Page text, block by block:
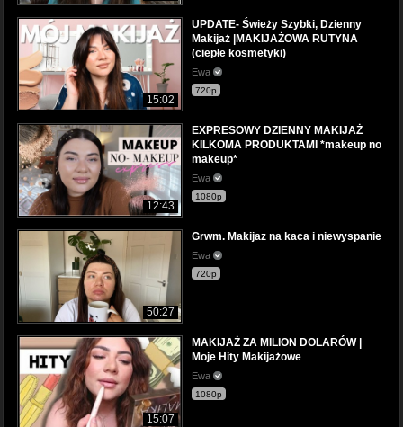
15:02
UPDATE- Świeży Szybki, Dzienny
Makijaż |MAKIJAŻOWA RUTYNA
(ciepłe kosmetyki)
Ewa
720p
12:43
EXPRESOWY DZIENNY MAKIJAŻ
KILKOMA PRODUKTAMI *makeup no
makeup*
Ewa
1080p
50:27
Grwm. Makijaz na kaca i niewyspanie
Ewa
720p
15:07
MAKIJAŻ ZA MILION DOLARÓW |
Moje Hity Makijażowe
Ewa
1080p